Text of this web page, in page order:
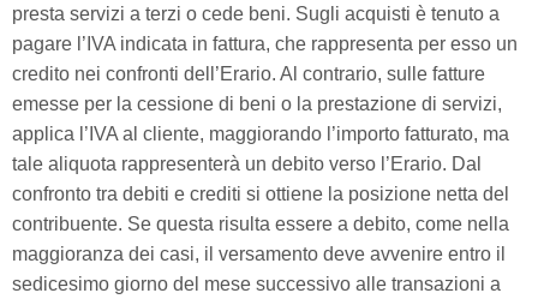
presta servizi a terzi o cede beni. Sugli acquisti è tenuto a
pagare l’IVA indicata in fattura, che rappresenta per esso un
credito nei confronti dell’Erario. Al contrario, sulle fatture
emesse per la cessione di beni o la prestazione di servizi,
applica l’IVA al cliente, maggiorando l’importo fatturato, ma
tale aliquota rappresenterà un debito verso l’Erario. Dal
confronto tra debiti e crediti si ottiene la posizione netta del
contribuente. Se questa risulta essere a debito, come nella
maggioranza dei casi, il versamento deve avvenire entro il
sedicesimo giorno del mese successivo alle transazioni a